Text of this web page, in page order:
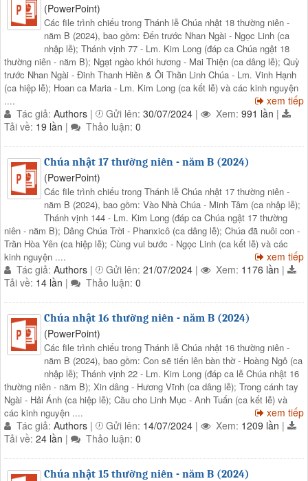
(PowerPoint)
Các file trình chiếu trong Thánh lễ Chúa nhật 18 thường niên -
năm B (2024), bao gồm: Đến trước Nhan Ngài - Ngọc Linh (ca
nhập lễ); Thánh vịnh 77 - Lm. Kim Long (đáp ca Chúa ngật 18
thường niên - năm B); Ngạt ngào khói hương - Mai Thiện (ca dâng lễ); Quỳ
trước Nhan Ngài - Đinh Thanh Hiền & Ôi Thần Linh Chúa - Lm. Vinh Hạnh
(ca hiệp lễ); Hoan ca Maria - Lm. Kim Long (ca kết lễ) và các kinh nguyện
....
xem tiếp
Tác giả: Authors | Gửi lên: 30/07/2024 | Xem: 991 lần |
Tải về: 19 lần | Thảo luận: 0
Chúa nhật 17 thường niên - năm B (2024)
(PowerPoint)
Các file trình chiếu trong Thánh lễ Chúa nhật 17 thường niên -
năm B (2024), bao gồm: Vào Nhà Chúa - Minh Tâm (ca nhập lễ);
Thánh vịnh 144 - Lm. Kim Long (đáp ca Chúa ngật 17 thường
niên - năm B); Dâng Chúa Trời - Phanxicô (ca dâng lễ); Chúa đã nuôi con -
Trần Hòa Yên (ca hiệp lễ); Cùng vui bước - Ngọc Linh (ca kết lễ) và các
kinh nguyện ....
xem tiếp
Tác giả: Authors | Gửi lên: 21/07/2024 | Xem: 1176 lần |
Tải về: 14 lần | Thảo luận: 0
Chúa nhật 16 thường niên - năm B (2024)
(PowerPoint)
Các file trình chiếu trong Thánh lễ Chúa nhật 16 thường niên -
năm B (2024), bao gồm: Con sẽ tiến lên bàn thờ - Hoàng Ngô (ca
nhập lễ); Thánh vịnh 22 - Lm. Kim Long (đáp ca lễ Chúa nhật 16
thường niên - năm B); Xin dâng - Hương Vĩnh (ca dâng lễ); Trong cánh tay
Ngài - Hải Ánh (ca hiệp lễ); Cầu cho Linh Mục - Anh Tuấn (ca kết lễ) và
các kinh nguyện ....
xem tiếp
Tác giả: Authors | Gửi lên: 14/07/2024 | Xem: 1209 lần |
Tải về: 24 lần | Thảo luận: 0
Chúa nhật 15 thường niên - năm B (2024)